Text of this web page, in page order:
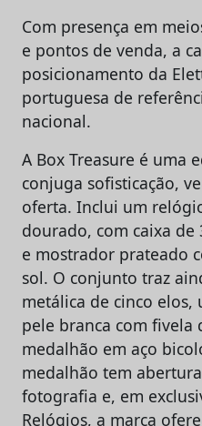
Com presença em
e pontos de venda, a
posicionamento da
portuguesa de
nacional.
A Box Treasure é uma
conjuga sofisticação,
oferta. Inclui um
dourado, com caixa
e mostrador prateado
sol. O conjunto traz
metálica de cinco elos,
pele branca com fivela
medalhão em aço
medalhão tem
fotografia e, em
Relógios, a marca